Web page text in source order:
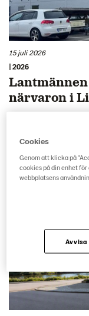
15 juli 2026
| 2026
närvaron i
Byggmax är
Cookies
Genom att klicka på
cookies på din enhet
webbplatsens
Avvisa